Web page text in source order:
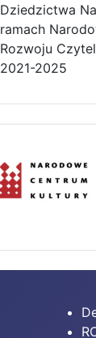
Dziedzictwa
ramach
Rozwoju
2021-2025